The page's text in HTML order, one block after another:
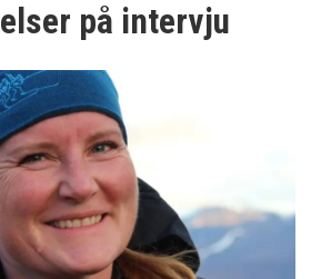
på intervju